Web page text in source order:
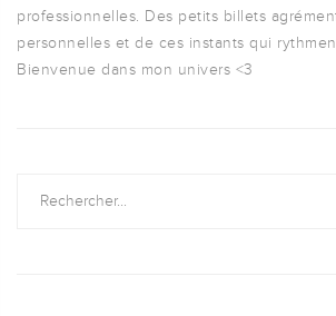
professionnelles. Des petits billets
personnelles et de ces instants qui
Bienvenue dans mon univers <3